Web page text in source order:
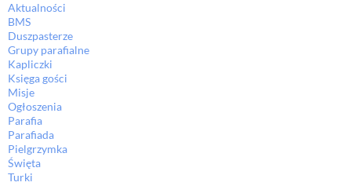
Aktualności
BMS
Duszpasterze
Grupy parafialne
Kapliczki
Księga gości
Misje
Ogłoszenia
Parafia
Parafiada
Pielgrzymka
Święta
Turki